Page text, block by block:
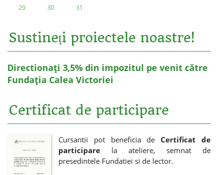
29
30 31
Sustineți proiectele noastre!
Directionați 3,5% din impozitul pe venit către
Fundația Calea Victoriei
Certificat de participare
Cursantii pot beneficia de Certificat de
participare la ateliere, semnat de
presedintele Fundatiei si de lector.